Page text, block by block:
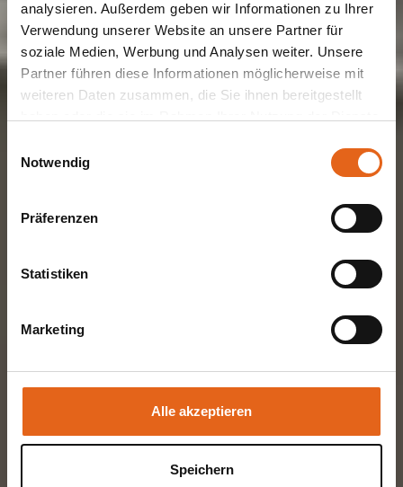
analysieren. Außerdem geben wir Informationen zu Ihrer
Verwendung unserer Website an unsere Partner für
soziale Medien, Werbung und Analysen weiter. Unsere
Partner führen diese Informationen möglicherweise mit
weiteren Daten zusammen, die Sie ihnen bereitgestellt
Bitte beachten Sie, dass einige der Partner auch Daten in
Drittländer übermitteln können, in denen möglicherweise
ein anderes Datenschutzniveau besteht als in der EU.
Übereinstimmung mit den geltenden
unsere Webseite weiterhin nutzen.
Notwendig
Präferenzen
Statistiken
Marketing
Alle akzeptieren
Speichern
EINFAMILIENHAUS | MEHRGENERATIONENHAUS | KUBUSHAUS
Haas TL 300
Jetzt Angebot sichern